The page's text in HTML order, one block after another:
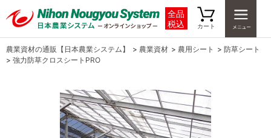
全品
税込
カート
農業資材の通販【日本農業システム】 > 農業資材 > 農用シート > 防草シート
> 強力防草クロスシートPRO